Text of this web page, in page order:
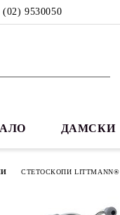
(02) 9530050
ДАМСКИ
СТЕТОСКОПИ LITTMANN®